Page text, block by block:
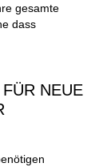
gesamte
dass
NEUE